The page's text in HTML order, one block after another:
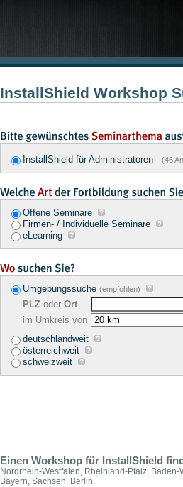
InstallShield Workshop
InstallShield für Administratoren (46
Offene Seminare
Firmen- / Individuelle Seminare
eLearning
Umgebungssuche (empfohlen)
PLZ oder Ort
im Umkreis von
deutschlandweit
österreichweit
schweizweit
Einen Workshop für InstallShield
Nordrhein-Westfalen, Rheinland-Pfalz,
Bayern, Sachsen, Berlin.